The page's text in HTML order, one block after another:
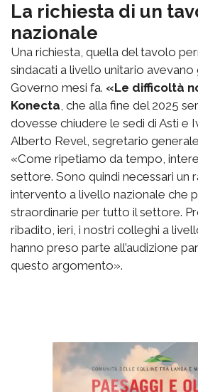
La richiesta di un
nazionale
Una richiesta, quella del tavolo
sindacati a livello unitario avevano
Governo mesi fa. «Le difficoltà
Konecta, che alla fine del 2025
dovesse chiudere le sedi di Asti e
Alberto Revel, segretario
«Come ripetiamo da tempo,
settore. Sono quindi necessari un
intervento a livello nazionale che
straordinarie per tutto il settore.
ribadito, ieri, i nostri colleghi a
hanno preso parte all’audizione
questo argomento».